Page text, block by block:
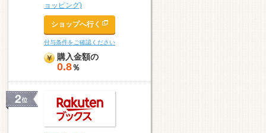
ョッピング)
ショップへ行く
付与条件をご確認ください
購入金額の
0.8％